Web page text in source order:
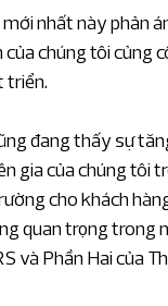
nhất này phản
của chúng tôi củng
triển.
đang thấy sự
gia của chúng tôi
cho khách
quan trọng trong
và Phần Hai của